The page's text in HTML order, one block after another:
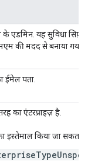
के एडमिन. यह सुविधा
की मदद से बनाया गया
ईमेल पता.
का एंटरप्राइज़ है.
इस्तेमाल किया जा सकता